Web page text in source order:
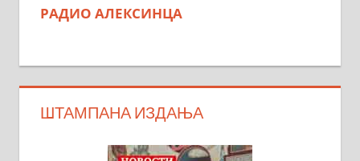
РАДИО АЛЕКСИНЦА
ШТАМПАНА ИЗДАЊА